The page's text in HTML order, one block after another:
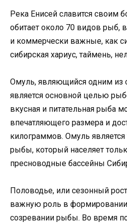
Река Енисей славится своим
обитает около 70 видов рыб,
и коммерчески важные, как
сибирская хариус, таймень,
Омуль, являющийся одним из
является основной целью
вкусная и питательная рыба
впечатляющего размера и
килограммов. Омуль
рыбы, который населяет
пресноводные бассейны
Половодье, или сезонный
важную роль в
созревании рыбы. Во время